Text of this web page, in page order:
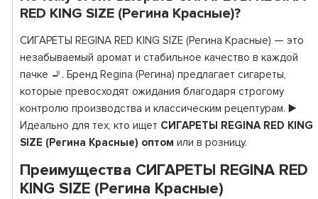
RED KING SIZE (Регина Красные)?
СИГАРЕТЫ REGINA RED KING SIZE (Регина Красные) — это
незабываемый аромат и стабильное качество в каждой
пачке 🚬. Бренд Regina (Регина) предлагает сигареты,
которые превосходят ожидания благодаря строгому
контролю производства и классическим рецептурам. ▶️
Идеально для тех, кто ищет СИГАРЕТЫ REGINA RED KING
SIZE (Регина Красные) оптом или в розницу.
Преимущества СИГАРЕТЫ REGINA RED
KING SIZE (Регина Красные)